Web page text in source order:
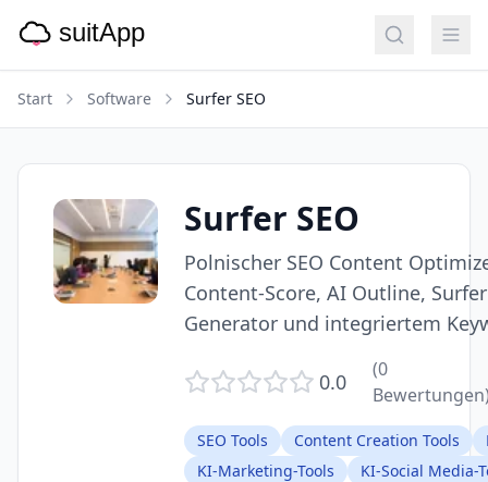
Start Software Surfer SEO
Surfer SEO
Polnischer SEO Content
Content-Score, AI Outline,
Generator und integriertem
0.0 (0
SEO Tools Content Creation Tools
KI-Marketing-Tools
KI-Social Media-